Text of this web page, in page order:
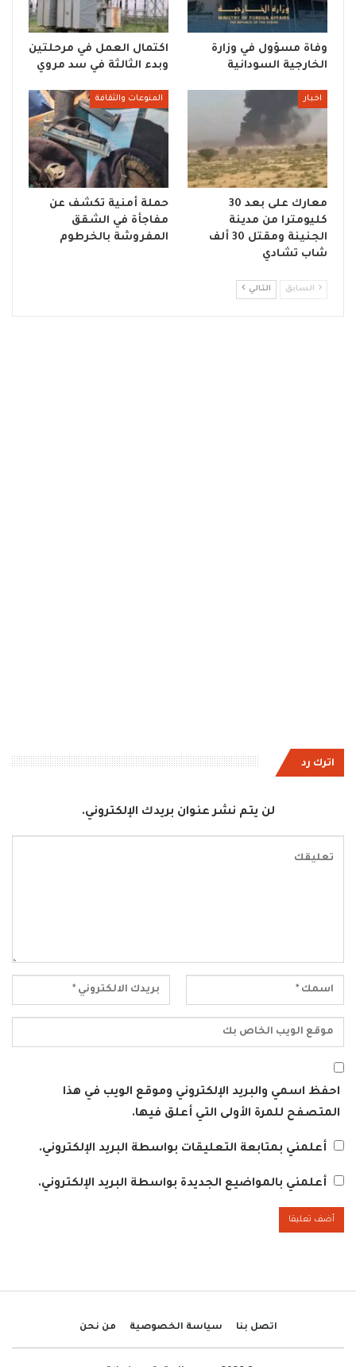
وفاة مسؤول في وزارة
الخارجية السودانية
اكتمال العمل في مرحلتين
وبدء الثالثة في سد مروي
اخبار
معارك على بعد 30
كليومترا من مدينة
الجنينة ومقتل 30 ألف
شاب تشادي
المنوعات والثقافة
حملة أمنية تكشف عن
مفاجأة في الشقق
المفروشة بالخرطوم
السابق التالي
اترك رد
لن يتم نشر عنوان بريدك الإلكتروني.
احفظ اسمي والبريد الإلكتروني وموقع الويب في هذا
المتصفح للمرة الأولى التي أعلق فيها.
أعلمني بمتابعة التعليقات بواسطة البريد الإلكتروني.
أعلمني بالمواضيع الجديدة بواسطة البريد الإلكتروني.
اتصل بنا سياسة الخصوصية من نحن